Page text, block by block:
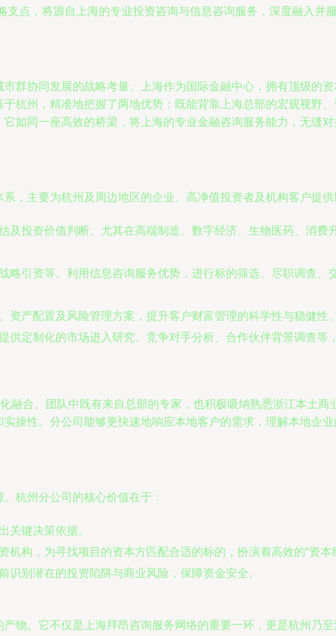
点，将源自上海的专业投资咨询与信息咨询服务，深度融入并
群协同发展的战略考量。上海作为国际金融中心，拥有顶级的
杭州，精准地把握了两地优势：既能背靠上海总部的宏观视野
如同一座高效的桥梁，将上海的专业金融咨询服务能力，无缝
，主要为杭州及周边地区的企业、高净值投资者及机构客户提供
及投资价值判断。尤其在高端制造、数字经济、生物医药、消费
略引资等。利用信息咨询服务优势，进行标的筛选、尽职调查、
资产配置及风险管理方案，提升客户财富管理的科学性与稳健性。
供定制化的市场进入研究、竞争对手分析、合作伙伴背景调查等
融合。团队中既有来自总部的专家，也积极吸纳熟悉浙江本土
操性。分公司能够更快速地响应本地客户的需求，理解本地企
杭州分公司的核心价值在于：
关键决策依据。
机构，为寻找项目的资本方匹配合适的标的，扮演着高效的“资本
识别潜在的投资陷阱与商业风险，保障资金安全。
物。它不仅是上海拜昂咨询服务网络的重要一环，更是杭州乃